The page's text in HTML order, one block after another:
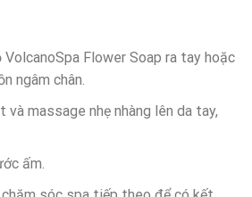
Flower Soap ra tay hoặc
ngâm chân.
và massage nhẹ nhàng lên da tay,
ấm.